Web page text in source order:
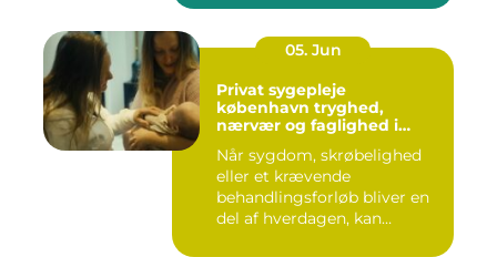
05. Jun
Privat sygepleje
københavn tryghed,
nærvær og faglighed i
Når sygdom, skrøbelighed
eller et krævende
behandlingsforløb bliver en
del af hverdagen, kan